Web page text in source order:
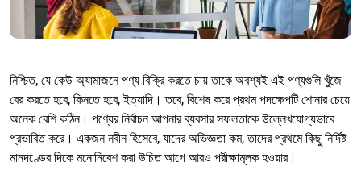
নিশ্চিত, যে কেউ অ্যামাজনে পণ্য বিক্রি করতে চায় তাকে অবশ্যই এই পণ্যগুলি খুঁজে
বের করতে হবে, কিনতে হবে, ইত্যাদি। তবে, বিশেষ করে প্রথম পদক্ষেপটি শোনার চেয়ে
অনেক বেশি কঠিন। পণ্যের নির্বাচন আপনার ব্যবসার সফলতাকে উল্লেখযোগ্যভাবে
প্রভাবিত করে। একজন নবীন হিসেবে, যাদের অভিজ্ঞতা কম, তাদের প্রথমে কিছু নির্দিষ্ট
মানদণ্ডের দিকে মনোনিবেশ করা উচিত আগে আরও পরীক্ষামূলক হওয়ার।